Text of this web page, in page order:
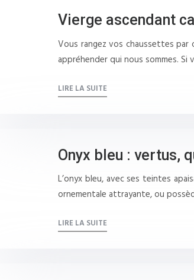
Vierge ascendant
Vous rangez vos chaussettes
appréhender qui nous sommes.
LIRE LA SUITE
Onyx bleu : vertus,
L’onyx bleu, avec ses teintes
ornementale attrayante, ou
LIRE LA SUITE